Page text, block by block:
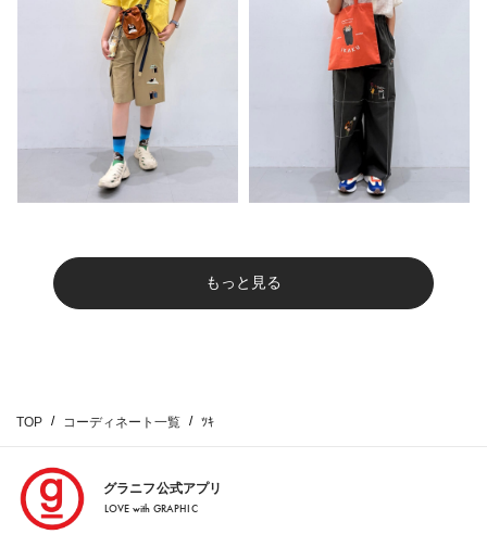
もっと見る
TOP コーディネート一覧 ﾂｷ
グラニフ公式アプリ
LOVE with GRAPHIC